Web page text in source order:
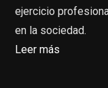
ejercicio
en la sociedad.
Leer más